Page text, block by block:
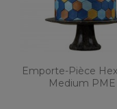
Emporte-Pièce
Medium PME